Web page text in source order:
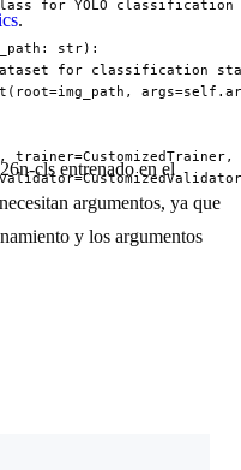
for YOLO
str):
for classification
trainer=CustomizedTrainer,
.
cls entrenado en el
argumentos, ya que
y los argumentos